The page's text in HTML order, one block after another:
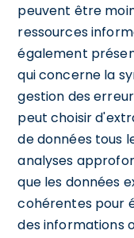
peuvent être
ressources
également
qui concerne la
gestion des
peut choisir
de données tous
analyses
que les données
cohérentes pour
des informations